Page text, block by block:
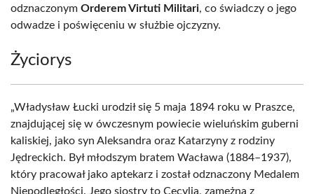
odznaczonym Orderem Virtuti Militari, co świadczy o jego
odwadze i poświęceniu w służbie ojczyzny.
Życiorys
„Władysław Łucki urodził się 5 maja 1894 roku w Praszce,
znajdującej się w ówczesnym powiecie wieluńskim guberni
kaliskiej, jako syn Aleksandra oraz Katarzyny z rodziny
Jędreckich. Był młodszym bratem Wacława (1884–1937),
który pracował jako aptekarz i został odznaczony Medalem
Niepodległości. Jego siostry to Cecylia, zamężna z